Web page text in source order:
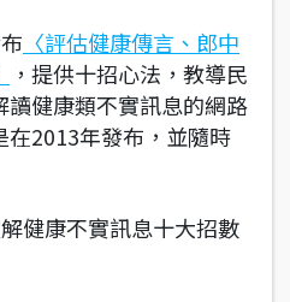
〈評估健康傳言、郎中
，提供十招心法，教導民
健康類不實訊息的網路
2013年發布，並隨時
健康不實訊息十大招數